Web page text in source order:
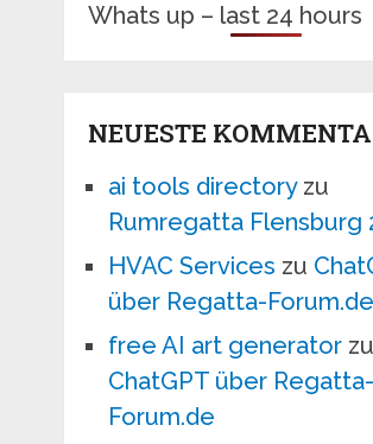
Whats up – last 24 hours
NEUESTE
ai tools directoryzu
Rumregatta Flensburg
HVAC Services zu
über Regatta-Forum.de
free AI art generatorzu
ChatGPT über Regatta-
Forum.de